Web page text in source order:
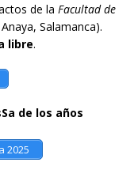
de la Facultad de
Salamanca).
libre.
de los años
2025